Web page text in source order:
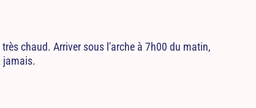
chaud. Arriver sous l'arche à 7h00 du matin,
jamais.